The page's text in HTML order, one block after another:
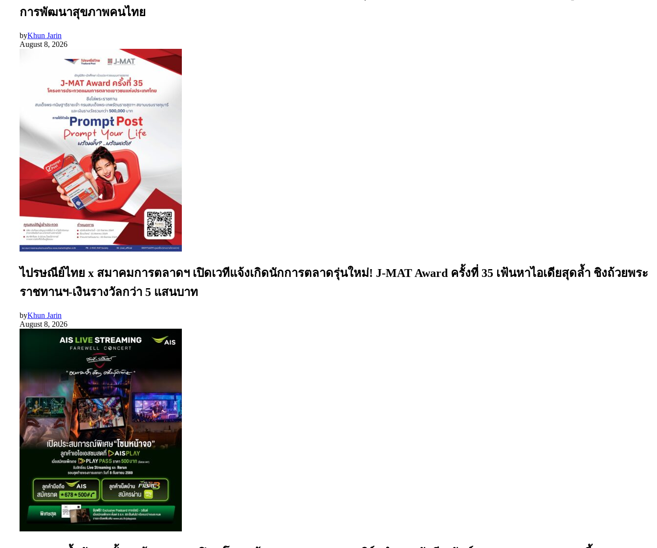
การพัฒนาสุขภาพคนไทย
byKhun Jarin
August 8, 2026
ไปรษณีย์ไทย x สมาคมการตลาดฯ เปิดเวทีแจ้งเกิดนักการตลาดรุ่นใหม่! J-MAT Award ครั้งที่ 35 เฟ้นหาไอเดียสุดล้ำ ชิงถ้วยพระ
ราชทานฯ-เงินรางวัลกว่า 5 แสนบาท
byKhun Jarin
August 8, 2026